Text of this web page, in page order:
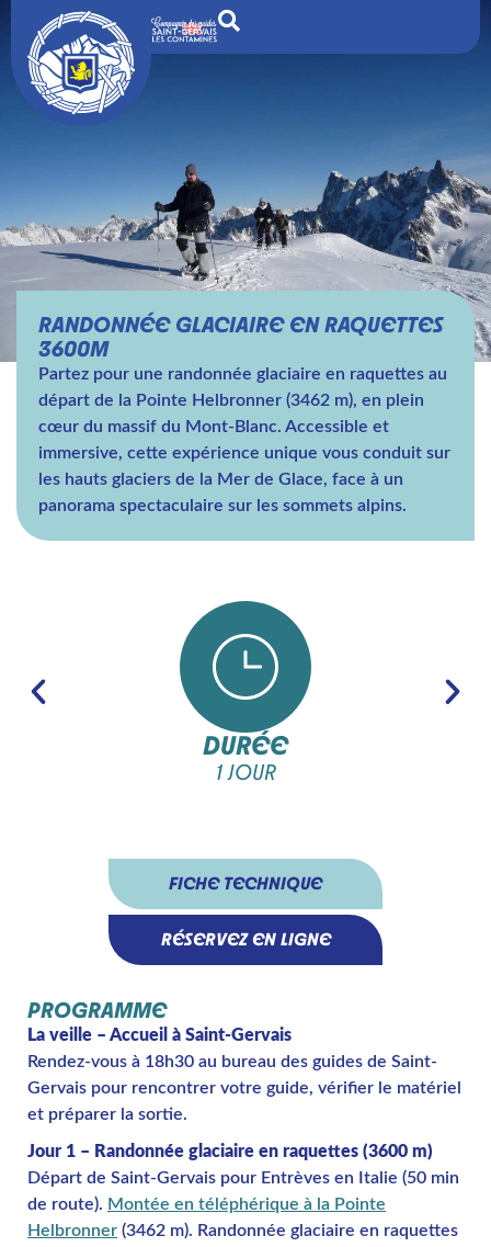
RANDONNÉE GLACIAIRE EN RAQUETTES
3600M
Partez pour une randonnée glaciaire en raquettes au
départ de la Pointe Helbronner (3462 m), en plein
cœur du massif du Mont-Blanc. Accessible et
immersive, cette expérience unique vous conduit sur
les hauts glaciers de la Mer de Glace, face à un
panorama spectaculaire sur les sommets alpins.
DURÉE
1 JOUR
PROGRAMME
La veille – Accueil à Saint-Gervais
Rendez-vous à 18h30 au bureau des guides de Saint-
Gervais pour rencontrer votre guide, vérifier le matériel
et préparer la sortie.
Jour 1 – Randonnée glaciaire en raquettes (3600 m)
Départ de Saint-Gervais pour Entrèves en Italie (50 min
de route). Montée en téléphérique à la Pointe
Helbronner (3462 m). Randonnée glaciaire en raquettes
FICHE TECHNIQUE
RÉSERVEZ EN LIGNE